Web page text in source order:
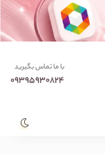
با ما تماس بگیرید
09395930824